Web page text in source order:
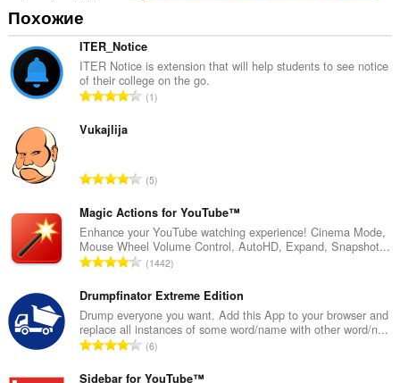
Похожие
ITER_Notice
ITER Notice is extension that will help students to see notice
of their college on the go.
В
о
е
н
о
к
:
1
Vukajlija
В
е
г
о
о
е
н
о
к
:
5
Magic Actions for YouTube™
Enhance your YouTube watching experience! Cinema Mode,
Mouse Wheel Volume Control, AutoHD, Expand, Snapshot...
В
е
г
о
о
1442
Drumpfinator Extreme Edition
Drump everyone you want. Add this App to your browser and
replace all instances of some word/name with other word/n...
В6
Sidebar for YouTube™